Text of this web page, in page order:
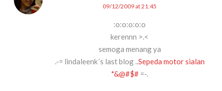
09/12/2009 at 21:45
:o:o:o:o:o
kerennn >.<
semoga menang ya
.-= lindaleenk´s last blog .. Sepeda motor sialan
*&@#$# =-.